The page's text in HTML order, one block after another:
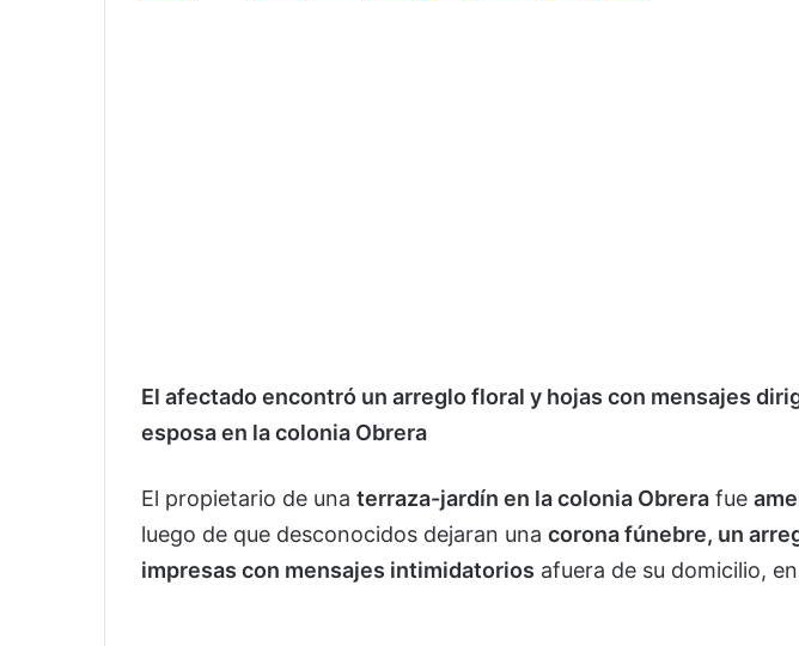
El afectado encontró un arreglo floral y hojas con mensajes
esposa en la colonia Obrera
El propietario de una terraza-jardín en la colonia Obrera fue
luego de que desconocidos dejaran una corona fúnebre, un
impresas con mensajes intimidatorios afuera de su domicilio, en